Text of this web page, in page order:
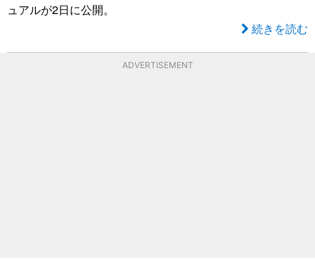
ュアルが2日に公開。
続きを読む
ADVERTISEMENT